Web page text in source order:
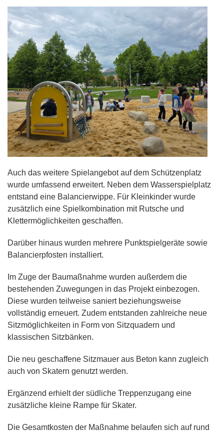
Auch das weitere Spielangebot auf dem Schützenplatz
wurde umfassend erweitert. Neben dem Wasserspielplatz
entstand eine Balancierwippe. Für Kleinkinder wurde
zusätzlich eine Spielkombination mit Rutsche und
Klettermöglichkeiten geschaffen.
Darüber hinaus wurden mehrere Punktspielgeräte sowie
Balancierpfosten installiert.
Im Zuge der Baumaßnahme wurden außerdem die
bestehenden Zuwegungen in das Projekt einbezogen.
Diese wurden teilweise saniert beziehungsweise
vollständig erneuert. Zudem entstanden zahlreiche neue
Sitzmöglichkeiten in Form von Sitzquadern und
klassischen Sitzbänken.
Die neu geschaffene Sitzmauer aus Beton kann zugleich
auch von Skatern genutzt werden.
Ergänzend erhielt der südliche Treppenzugang eine
zusätzliche kleine Rampe für Skater.
Die Gesamtkosten der Maßnahme belaufen sich auf rund